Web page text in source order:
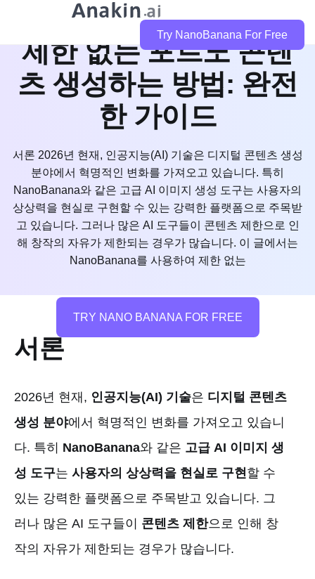
Try NanoBanana For Free
2026년 NanoBanana로
제한 없는 포르노 콘텐
츠 생성하는 방법: 완전
한 가이드
서론 2026년 현재, 인공지능(AI) 기술은 디지털 콘텐츠 생성
분야에서 혁명적인 변화를 가져오고 있습니다. 특히
NanoBanana와 같은 고급 AI 이미지 생성 도구는 사용자의
상상력을 현실로 구현할 수 있는 강력한 플랫폼으로 주목받
고 있습니다. 그러나 많은 AI 도구들이 콘텐츠 제한으로 인
해 창작의 자유가 제한되는 경우가 많습니다. 이 글에서는
NanoBanana를 사용하여 제한 없는
TRY NANO BANANA FOR FREE
서론
2026년 현재, 인공지능(AI) 기술은 디지털 콘텐츠
생성 분야에서 혁명적인 변화를 가져오고 있습니
다. 특히 NanoBanana와 같은 고급 AI 이미지 생
성 도구는 사용자의 상상력을 현실로 구현할 수
있는 강력한 플랫폼으로 주목받고 있습니다. 그
러나 많은 AI 도구들이 콘텐츠 제한으로 인해 창
작의 자유가 제한되는 경우가 많습니다.